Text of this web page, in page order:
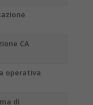
CA
operativa
di